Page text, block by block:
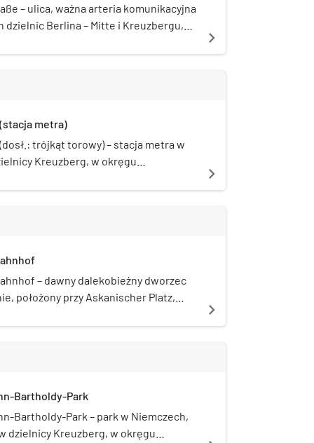
– ulica, ważna arteria komunikacyjna
dzielnic Berlina – Mitte i Kreuzbergu,
instytucje rządowe, najpierw
Niemieckiej Republiki
navigate_next
metra)
trójkąt torowy) – stacja metra w
Kreuzberg, w okręgu
została otwarta w 1902. Dawniej w
od skrzyżowania z ulicą
navigate_next
– dawny dalekobieżny dworzec
położony przy Askanischer Platz,
od niemieckiej prowincji Anhalt.
zburzony w 1960 r. po zamknięciu 17
do dziś.
navigate_next
Bartholdy-Park
Bartholdy-Park – park w Niemczech,
dzielnicy Kreuzberg, w okręgu